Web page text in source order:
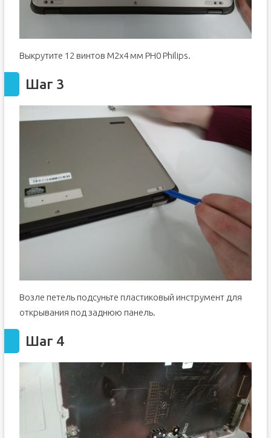
Выкрутите 12 винтов M2x4 мм PH0 Philips.
Шаг 3
Возле петель подсуньте пластиковый инструмент для
открывания под заднюю панель.
Шаг 4